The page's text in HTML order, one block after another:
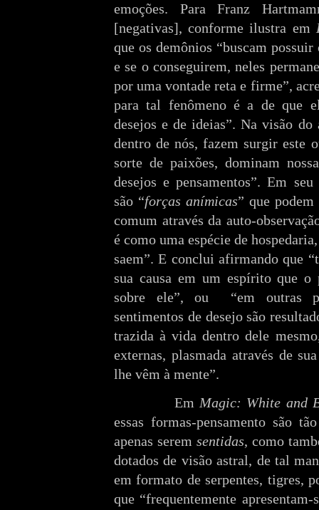
emoções. Para Franz
[negativas], conforme ilustra em
que os demônios “buscam
e se o conseguirem, neles
por uma vontade reta e firme”,
para tal fenômeno é a de que
desejos e de ideias”. Na visão do
dentro de nós, fazem surgir este
sorte de paixões, dominam
desejos e pensamentos”. Em
são “forças anímicas” que
comum através da auto-
é como uma espécie de
saem”. E conclui afirmando que
sua causa em um espírito que o
sobre ele”, ou
“em outras
sentimentos de desejo são
trazida à vida dentro dele
externas, plasmada através de
lhe vêm à mente”.
Em Magic: White and
essas formas-pensamento são
apenas seremsentidas, como
dotados de visão astral, de tal
em formato de serpentes, tigres,
que “frequentemente